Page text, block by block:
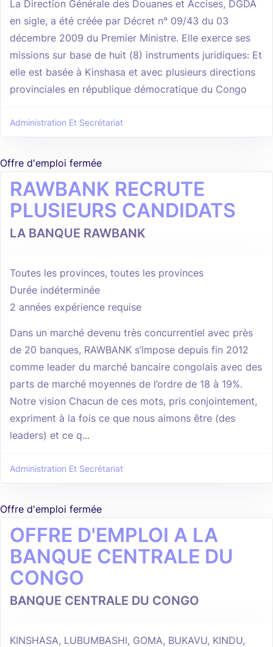
La Direction Générale des Douanes et Accises, DGDA
en sigle, a été créée par Décret n° 09/43 du 03
décembre 2009 du Premier Ministre. Elle exerce ses
missions sur base de huit (8) instruments juridiques: Et
elle est basée à Kinshasa et avec plusieurs directions
provinciales en république démocratique du Congo
Administration Et Secrétariat
Offre d'emploi fermée
RAWBANK RECRUTE
PLUSIEURS CANDIDATS
LA BANQUE RAWBANK
Toutes les provinces, toutes les provinces
Durée indéterminée
2 années expérience requise
Dans un marché devenu très concurrentiel avec près
de 20 banques, RAWBANK s’impose depuis fin 2012
comme leader du marché bancaire congolais avec des
parts de marché moyennes de l’ordre de 18 à 19%.
Notre vision Chacun de ces mots, pris conjointement,
expriment à la fois ce que nous aimons être (des
leaders) et ce q...
Administration Et Secrétariat
Offre d'emploi fermée
OFFRE D'EMPLOI A LA
BANQUE CENTRALE DU
CONGO
BANQUE CENTRALE DU CONGO
KINSHASA, LUBUMBASHI, GOMA, BUKAVU, KINDU,